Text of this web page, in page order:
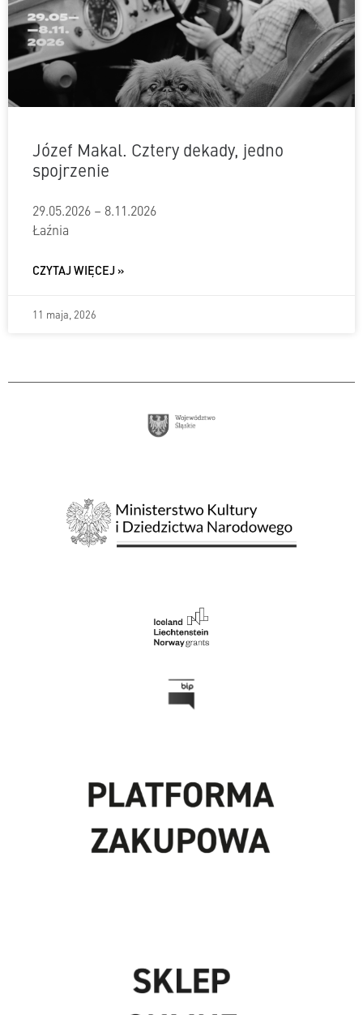
Józef Makal. Cztery dekady, jedno
spojrzenie
29.05.2026 – 8.11.2026
Łaźnia
CZYTAJ WIĘCEJ »
11 maja, 2026